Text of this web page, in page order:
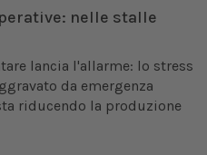
nelle stalle
lancia l'allarme: lo stress
da emergenza
riducendo la produzione